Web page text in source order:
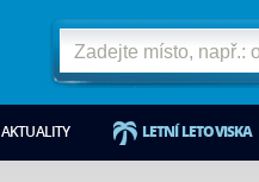
AKTUALITY LETNÍ LETOVISKA